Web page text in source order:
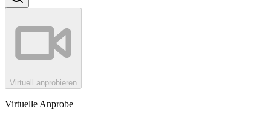
Virtuell anprobieren
Virtuelle Anprobe